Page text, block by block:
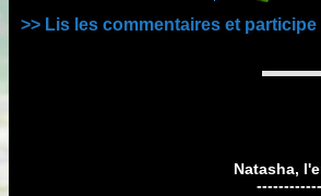
>> Lis les commentaires et participe
Natasha,